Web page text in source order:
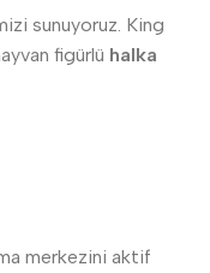
sunuyoruz. King
figürlü halka
merkezini aktif